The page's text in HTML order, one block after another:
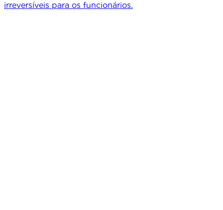
irreversíveis para os funcionários.